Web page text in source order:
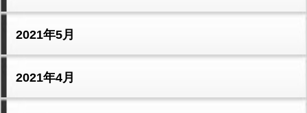
2021年5月
2021年4月